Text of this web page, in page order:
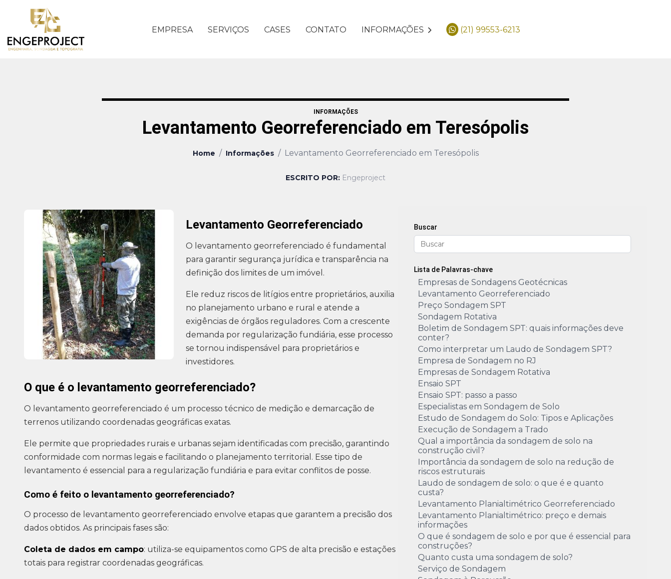
EMPRESA SERVIÇOS CASES CONTATO INFORMAÇÕES (21) 99553-6213
INFORMAÇÕES
Levantamento Georreferenciado em Teresópolis
Home / Informações / Levantamento Georreferenciado em Teresópolis
ESCRITO POR: Engeproject
Levantamento Georreferenciado
O levantamento georreferenciado é fundamental
para garantir segurança jurídica e transparência na
definição dos limites de um imóvel.
Ele reduz riscos de litígios entre proprietários, auxilia
no planejamento urbano e rural e atende a
exigências de órgãos reguladores. Com a crescente
demanda por regularização fundiária, esse processo
se tornou indispensável para proprietários e
investidores.
O que é o levantamento georreferenciado?
O levantamento georreferenciado é um processo técnico de medição e demarcação de
terrenos utilizando coordenadas geográficas exatas.
Ele permite que propriedades rurais e urbanas sejam identificadas com precisão, garantindo
conformidade com normas legais e facilitando o planejamento territorial. Esse tipo de
levantamento é essencial para a regularização fundiária e para evitar conflitos de posse.
Como é feito o levantamento georreferenciado?
O processo de levantamento georreferenciado envolve etapas que garantem a precisão dos
dados obtidos. As principais fases são:
Coleta de dados em campo: utiliza-se equipamentos como GPS de alta precisão e estações
totais para registrar coordenadas geográficas.
Buscar
Lista de Palavras-chave
Empresas de Sondagens Geotécnicas
Levantamento Georreferenciado
Preço Sondagem SPT
Sondagem Rotativa
Boletim de Sondagem SPT: quais informações deve
conter?
Como interpretar um Laudo de Sondagem SPT?
Empresa de Sondagem no RJ
Empresas de Sondagem Rotativa
Ensaio SPT
Ensaio SPT: passo a passo
Especialistas em Sondagem de Solo
Estudo de Sondagem do Solo: Tipos e Aplicações
Execução de Sondagem a Trado
Qual a importância da sondagem de solo na
construção civil?
Importância da sondagem de solo na redução de
riscos estruturais
Laudo de sondagem de solo: o que é e quanto
custa?
Levantamento Planialtimétrico Georreferenciado
Levantamento Planialtimétrico: preço e demais
informações
O que é sondagem de solo e por que é essencial para
construções?
Quanto custa uma sondagem de solo?
Serviço de Sondagem